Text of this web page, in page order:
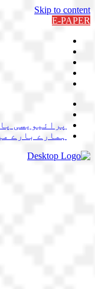
Skip to content
E-PAPER
پرائیویسی
ہمارے بارے